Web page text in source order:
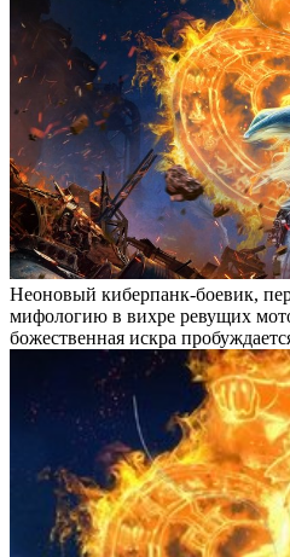
Неоновый киберпанк-боевик,
мифологию в вихре ревущих
божественная искра